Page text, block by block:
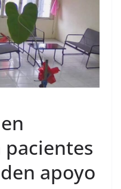
apoyo